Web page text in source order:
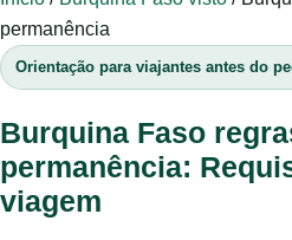
permanência
Orientação para viajantes antes do
Burquina Faso
permanência:
viagem